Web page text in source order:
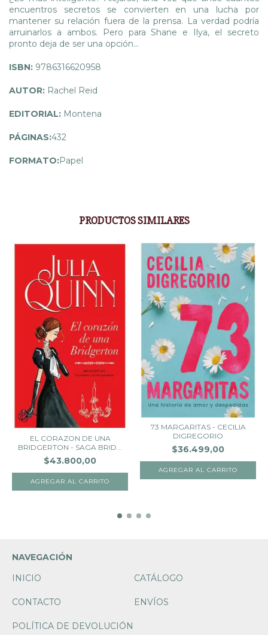
encuentros secretos se convierten en una lucha por
mantener su relación fuera de la prensa. La verdad podría
arruinarlos a ambos. Pero para Shane e Ilya, el secreto
pronto deja de ser una opción...
ISBN: 9786316620958
AUTOR: Rachel Reid
EDITORIAL: Montena
PÁGINAS:432
FORMATO:Papel
PRODUCTOS SIMILARES
EL CORAZON DE UNA
BRIDGERTON - SAGA BRID...
$43.800,00
73 MARGARITAS - CECILIA
DIGREGORIO
$36.499,00
NAVEGACIÓN
INICIO
CATÁLOGO
CONTACTO ENVÍOS
POLÍTICA DE DEVOLUCIÓN